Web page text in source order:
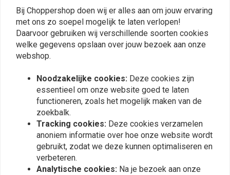
Plaats ook een review
Vergelijkbare producten
Bij Choppershop doen wij er alles aan om jouw ervaring
met ons zo soepel mogelijk te laten verlopen!
Daarvoor gebruiken wij verschillende soorten cookies
welke gegevens opslaan over jouw bezoek aan onze
webshop.
Noodzakelijke cookies: Deze cookies zijn
essentieel om onze website goed te laten
functioneren, zoals het mogelijk maken van de
zoekbalk.
Tracking cookies: Deze cookies verzamelen
anoniem informatie over hoe onze website wordt
gebruikt, zodat we deze kunnen optimaliseren en
verbeteren.
Analytische cookies: Na je bezoek aan onze